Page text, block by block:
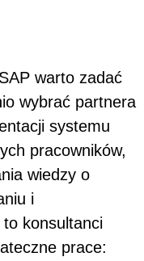
warto zadać
wybrać partnera
systemu
pracowników,
wiedzy o
i
konsultanci
prace: